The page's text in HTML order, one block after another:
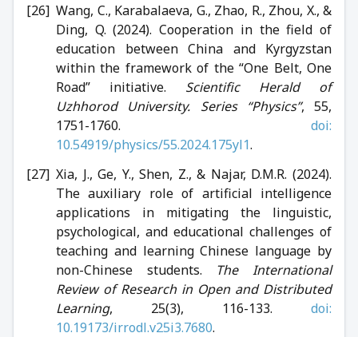
Wang, C., Karabalaeva, G., Zhao, R., Zhou, X., &
Ding, Q. (2024). Cooperation in the field of
education between China and Kyrgyzstan
within the framework of the “One Belt, One
Road” initiative. Scientific Herald of
Uzhhorod University. Series “Physics”, 55,
1751-1760. doi:
10.54919/physics/55.2024.175yl1.
Xia, J., Ge, Y., Shen, Z., & Najar, D.M.R. (2024).
The auxiliary role of artificial intelligence
applications in mitigating the linguistic,
psychological, and educational challenges of
teaching and learning Chinese language by
non-Chinese students. The International
Review of Research in Open and Distributed
Learning, 25(3), 116-133. doi:
10.19173/irrodl.v25i3.7680.